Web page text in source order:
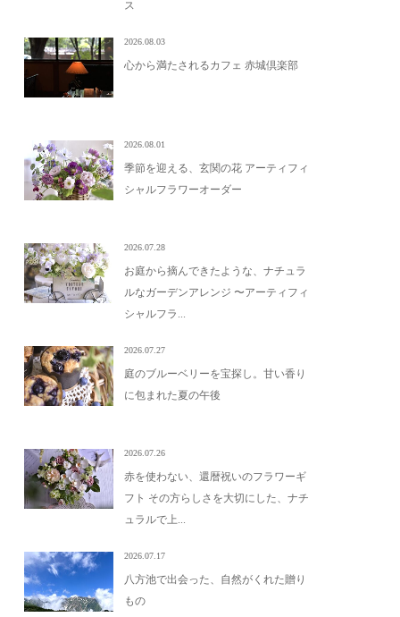
ス
2026.08.03
心から満たされるカフェ 赤城倶楽部
2026.08.01
季節を迎える、玄関の花 アーティフィ
シャルフラワーオーダー
2026.07.28
お庭から摘んできたような、ナチュラ
ルなガーデンアレンジ 〜アーティフィ
シャルフラ...
2026.07.27
庭のブルーベリーを宝探し。甘い香り
に包まれた夏の午後
2026.07.26
赤を使わない、還暦祝いのフラワーギ
フト その方らしさを大切にした、ナチ
ュラルで上...
2026.07.17
八方池で出会った、自然がくれた贈り
もの